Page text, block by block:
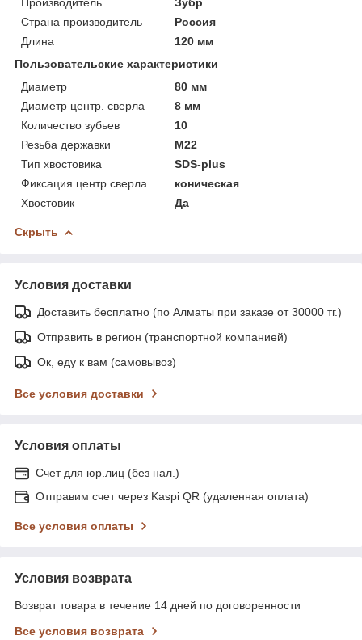
Страна производитель
Россия
Длина
120 мм
Пользовательские характеристики
Диаметр
80 мм
Диаметр центр. сверла
8 мм
Количество зубьев
10
Резьба державки
М22
Тип хвостовика
SDS-plus
Фиксация центр.сверла
коническая
Хвостовик
Да
Скрыть
Условия доставки
Доставить бесплатно (по Алматы при заказе от 30000 тг.)
Отправить в регион (транспортной компанией)
Ок, еду к вам (самовывоз)
Все условия доставки
Условия оплаты
Счет для юр.лиц (без нал.)
Отправим счет через Kaspi QR (удаленная оплата)
Все условия оплаты
Условия возврата
Возврат товара в течение 14 дней по договоренности
Все условия возврата